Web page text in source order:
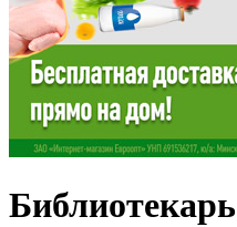
Библиотекарь